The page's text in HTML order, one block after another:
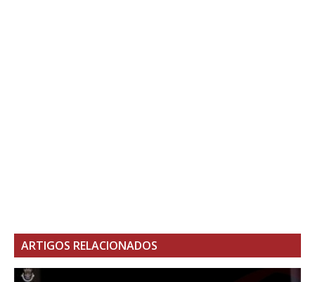
ARTIGOS RELACIONADOS